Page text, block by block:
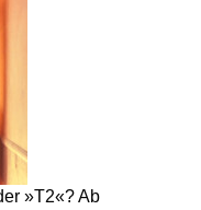
»T2«? Ab